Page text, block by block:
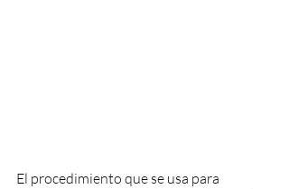
El procedimiento que se usa para